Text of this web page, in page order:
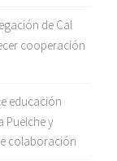
de Cal
cooperación
educación
Puelche y
colaboración